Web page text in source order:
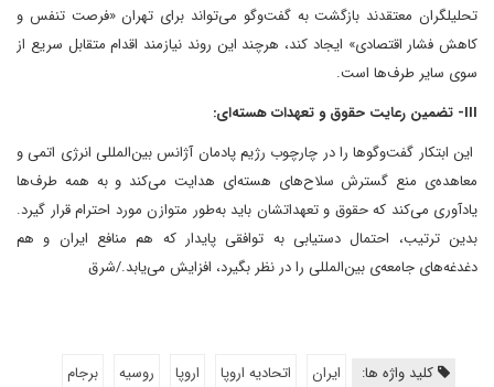
تحلیلگران معتقدند بازگشت به گفت‌وگو می‌تواند برای تهران «فرصت تنفس و
کاهش فشار اقتصادی» ایجاد کند، هرچند این روند نیازمند اقدام متقابل سریع از
سوی سایر طرف‌ها است.
III- تضمین رعایت حقوق و تعهدات هسته‌ای:
این ابتکار گفت‌وگوها را در چارچوب رژیم پادمان آژانس بین‌المللی انرژی اتمی و
معاهده‌ی منع گسترش سلاح‌های هسته‌ای هدایت می‌کند و به همه طرف‌ها
یادآوری می‌کند که حقوق و تعهداتشان باید به‌طور متوازن مورد احترام قرار گیرد.
بدین ترتیب، احتمال دستیابی به توافقی پایدار که هم منافع ایران و هم
دغدغه‌های جامعه‌ی بین‌المللی را در نظر بگیرد، افزایش می‌یابد./شرق
کلید واژه ها: ایران اتحادیه اروپا اروپا روسیه
برجام